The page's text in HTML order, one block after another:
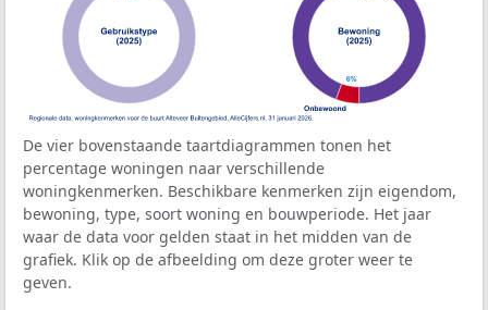
De vier bovenstaande taartdiagrammen tonen het
percentage woningen naar verschillende
woningkenmerken. Beschikbare kenmerken zijn eigendom,
bewoning, type, soort woning en bouwperiode. Het jaar
waar de data voor gelden staat in het midden van de
grafiek. Klik op de afbeelding om deze groter weer te
geven.